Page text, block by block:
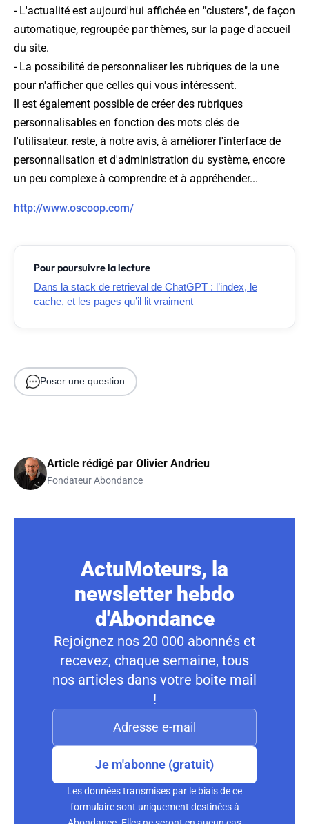
- L'actualité est aujourd'hui affichée en "clusters", de façon
automatique, regroupée par thèmes, sur la page d'accueil
du site.
- La possibilité de personnaliser les rubriques de la une
pour n'afficher que celles qui vous intéressent.
Il est également possible de créer des rubriques
personnalisables en fonction des mots clés de
l'utilisateur. reste, à notre avis, à améliorer l'interface de
personnalisation et d'administration du système, encore
un peu complexe à comprendre et à appréhender...
http://www.oscoop.com/
Pour poursuivre la lecture
Dans la stack de retrieval de ChatGPT : l’index, le
cache, et les pages qu’il lit vraiment
Poser une question
Article rédigé par Olivier Andrieu
Fondateur Abondance
ActuMoteurs, la
newsletter hebdo
d'Abondance
Rejoignez nos 20 000 abonnés et
recevez, chaque semaine, tous
nos articles dans votre boite mail
!
Je m'abonne (gratuit)
Les données transmises par le biais de ce
formulaire sont uniquement destinées à